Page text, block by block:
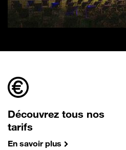
Découvrez tous nos
tarifs
En savoir plus